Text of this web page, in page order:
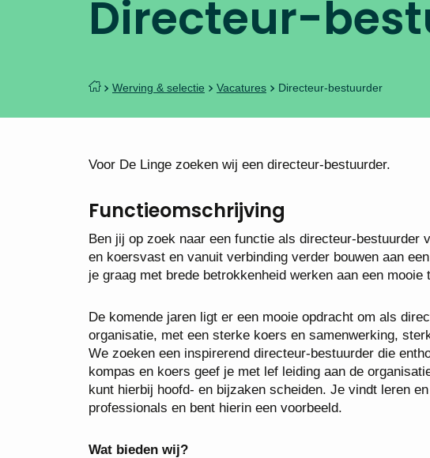
Directeur-
Werving & selectie Vacatures Directeur-bestuurder
Voor De Linge zoeken wij een directeur-bestuurder.
Functieomschrijving
Ben jij op zoek naar een functie als directeur-bestuurder
en koersvast en vanuit verbinding verder bouwen aan
je graag met brede betrokkenheid werken aan een
De komende jaren ligt er een mooie opdracht om als
organisatie, met een sterke koers en samenwerking,
We zoeken een inspirerend directeur-bestuurder die
kompas en koers geef je met lef leiding aan de
kunt hierbij hoofd- en bijzaken scheiden. Je vindt leren
professionals en bent hierin een voorbeeld.
Wat bieden wij?